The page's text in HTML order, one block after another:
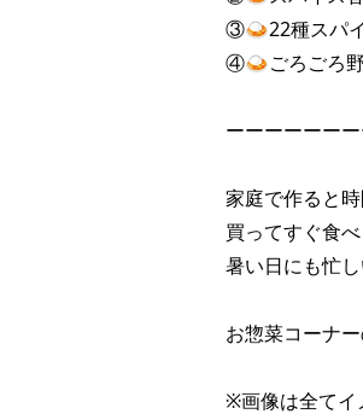
③🍛22種スパ
④🍛ごろごろ
ーーーーーー
家庭で作ると
買ってすぐ食
暑い日にも忙
お惣菜コーナ
※画像は全てイ